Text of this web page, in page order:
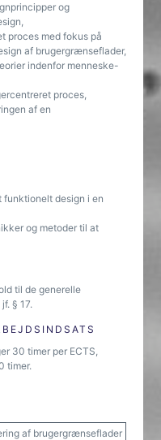
og
proces med fokus på
af brugergrænseflader,
indenfor menneske-
proces,
af en
funktionelt design i en
og metoder til at
til de generelle
§ 17.
30 timer per ECTS,
timer.
af brugergrænseflader